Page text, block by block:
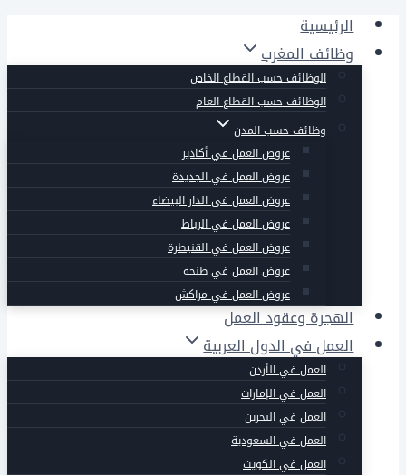
التجاوز
إلى
المحتوى
الرئيسية
وظائف المغرب
الوظائف حسب القطاع الخاص
الوظائف حسب القطاع العام
وظائف حسب المدن
عروض العمل في أكادير
عروض العمل في الجديدة
عروض العمل في الدار البيضاء
عروض العمل في الرباط
عروض العمل في القنيطرة
عروض العمل في طنجة
عروض العمل في مراكش
الهجرة وعقود العمل
العمل في الدول العربية
العمل في الأردن
العمل في الإمارات
العمل في البحرين
العمل في السعودية
العمل في الكويت